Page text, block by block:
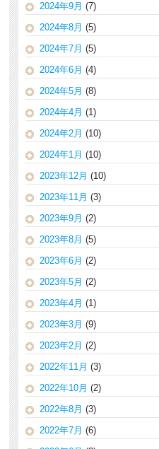
2024年9月 (7)
2024年8月 (5)
2024年7月 (5)
2024年6月 (4)
2024年5月 (8)
2024年4月 (1)
2024年2月 (10)
2024年1月 (10)
2023年12月 (10)
2023年11月 (3)
2023年9月 (2)
2023年8月 (5)
2023年6月 (2)
2023年5月 (2)
2023年4月 (1)
2023年3月 (9)
2023年2月 (2)
2022年11月 (3)
2022年10月 (2)
2022年8月 (3)
2022年7月 (6)